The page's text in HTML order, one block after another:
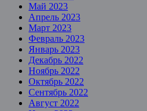
Май 2023
Апрель 2023
Март 2023
Февраль 2023
Январь 2023
Декабрь 2022
Ноябрь 2022
Октябрь 2022
Сентябрь 2022
Август 2022